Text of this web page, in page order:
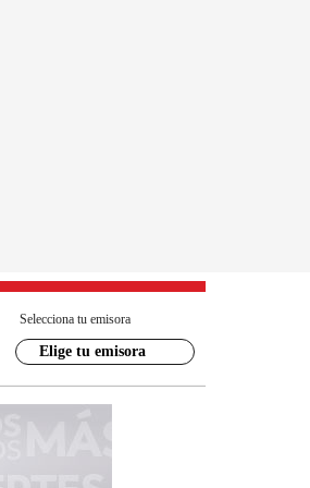
Selecciona tu emisora
Elige tu emisora